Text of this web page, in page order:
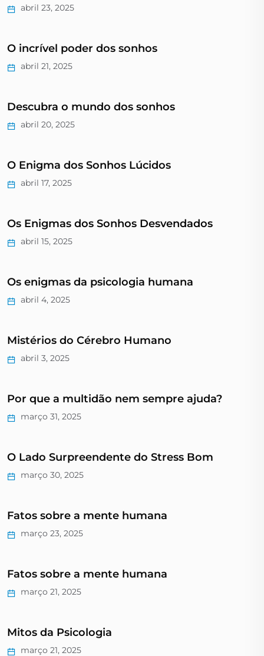
abril 23, 2025
O incrível poder dos sonhos
abril 21, 2025
Descubra o mundo dos sonhos
abril 20, 2025
O Enigma dos Sonhos Lúcidos
abril 17, 2025
Os Enigmas dos Sonhos Desvendados
abril 15, 2025
Os enigmas da psicologia humana
abril 4, 2025
Mistérios do Cérebro Humano
abril 3, 2025
Por que a multidão nem sempre ajuda?
março 31, 2025
O Lado Surpreendente do Stress Bom
março 30, 2025
Fatos sobre a mente humana
março 23, 2025
Fatos sobre a mente humana
março 21, 2025
Mitos da Psicologia
março 21, 2025